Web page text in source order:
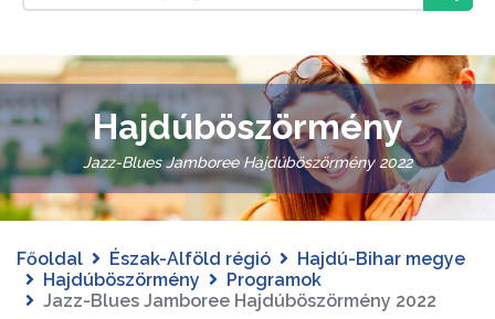
Hajdúböszörmény
Jazz-Blues Jamboree Hajdúböszörmény 2022
Főoldal Észak-Alföld régió
Hajdú-Bihar megye
Hajdúböszörmény
Programok
Jazz-Blues Jamboree Hajdúböszörmény 2022